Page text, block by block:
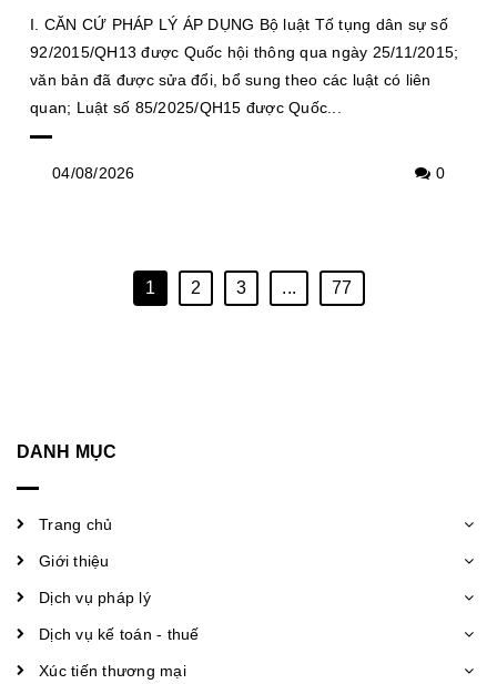
I. CĂN CỨ PHÁP LÝ ÁP DỤNG Bộ luật Tố tụng dân sự số
92/2015/QH13 được Quốc hội thông qua ngày 25/11/2015;
văn bản đã được sửa đổi, bổ sung theo các luật có liên
quan; Luật số 85/2025/QH15 được Quốc...
04/08/2026 0
1 2 3 ... 77
DANH MỤC
Trang chủ
Giới thiệu
Dịch vụ pháp lý
Dịch vụ kế toán - thuế
Xúc tiến thương mại